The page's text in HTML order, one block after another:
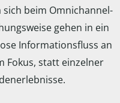
beim Omnichannel-
gehen in ein
Informationsfluss an
Fokus, statt einzelner